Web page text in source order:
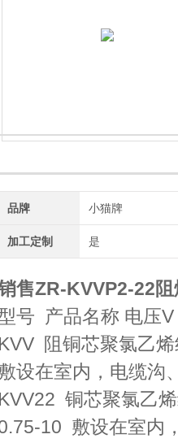
品牌 小猫牌
加工定制 是
售ZR-KVVP2-22
号 产品名称 电压
KVV 阻铜芯聚氯乙
设在室内，电缆沟
KVV22 铜芯聚氯乙
10 敷设在室内